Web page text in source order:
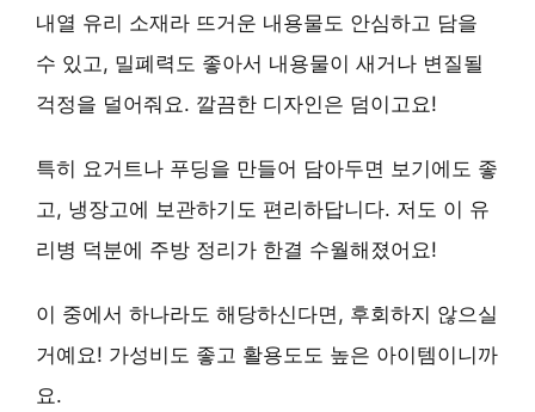
내열 유리 소재라 뜨거운 내용물도 안심하고 담을
수 있고, 밀폐력도 좋아서 내용물이 새거나 변질될
걱정을 덜어줘요. 깔끔한 디자인은 덤이고요!
특히 요거트나 푸딩을 만들어 담아두면 보기에도 좋
고, 냉장고에 보관하기도 편리하답니다. 저도 이 유
리병 덕분에 주방 정리가 한결 수월해졌어요!
이 중에서 하나라도 해당하신다면, 후회하지 않으실
거예요! 가성비도 좋고 활용도도 높은 아이템이니까
요.